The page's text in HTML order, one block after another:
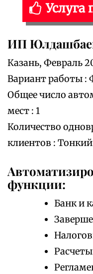
Услуга
ИП
Казань, Февраль
Вариант работы :
Общее число
мест : 1
Количество
клиентов :
функции:
Банк и